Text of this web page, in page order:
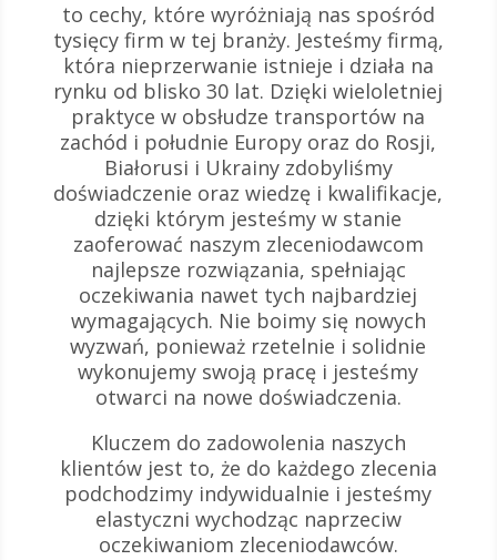
to cechy, które wyróżniają nas spośród
tysięcy firm w tej branży. Jesteśmy firmą,
która nieprzerwanie istnieje i działa na
rynku od blisko 30 lat. Dzięki wieloletniej
praktyce w obsłudze transportów na
zachód i południe Europy oraz do Rosji,
Białorusi i Ukrainy zdobyliśmy
doświadczenie oraz wiedzę i kwalifikacje,
dzięki którym jesteśmy w stanie
zaoferować naszym zleceniodawcom
najlepsze rozwiązania, spełniając
oczekiwania nawet tych najbardziej
wymagających. Nie boimy się nowych
wyzwań, ponieważ rzetelnie i solidnie
wykonujemy swoją pracę i jesteśmy
otwarci na nowe doświadczenia.
Kluczem do zadowolenia naszych
klientów jest to, że do każdego zlecenia
podchodzimy indywidualnie i jesteśmy
elastyczni wychodząc naprzeciw
oczekiwaniom zleceniodawców.